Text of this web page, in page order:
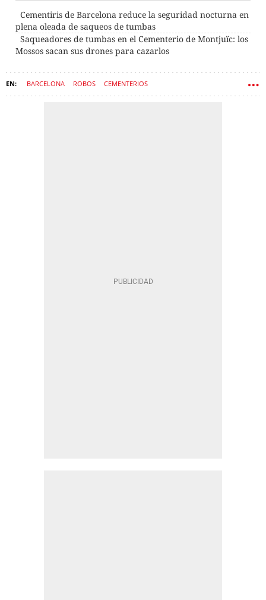
Cementiris de Barcelona reduce la seguridad nocturna en
plena oleada de saqueos de tumbas
Saqueadores de tumbas en el Cementerio de Montjuïc: los
Mossos sacan sus drones para cazarlos
BARCELONA ROBOS CEMENTERIOS